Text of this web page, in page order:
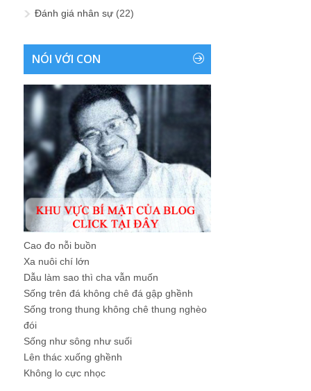
Đánh giá nhân sự (22)
NÓI VỚI CON
Cao đo nỗi buồn
Xa nuôi chí lớn
Dẫu làm sao thì cha vẫn muốn
Sống trên đá không chê đá gập ghềnh
Sống trong thung không chê thung nghèo
đói
Sống như sông như suối
Lên thác xuống ghềnh
Không lo cực nhọc